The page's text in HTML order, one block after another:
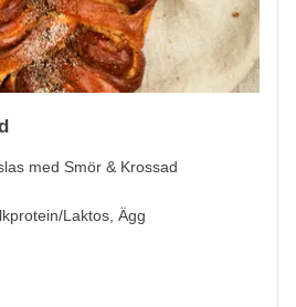
med Smör & Krossad
Laktos, Ägg